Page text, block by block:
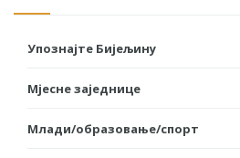
Упознајте Бијељину
Мјесне заједнице
Млади/образовање/спорт